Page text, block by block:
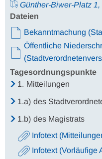
Günther-Biwer-Platz
Dateien
Bekanntmachung
Öffentliche
Tagesordnungspunkte
1. Mitteilungen
1.a) des
1.b) des Magistrats
Infotext
Infotext (Vorläufige